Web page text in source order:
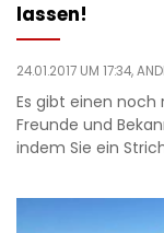
lassen!
24.01.2017 UM 17:34,
Es gibt einen
Freunde und
indem Sie ein